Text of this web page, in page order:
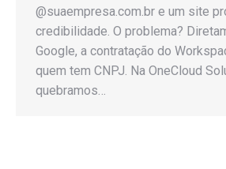
@suaempresa.com.br e um site
credibilidade. O problema?
Google, a contratação do
quem tem CNPJ. Na OneCloud
quebramos…